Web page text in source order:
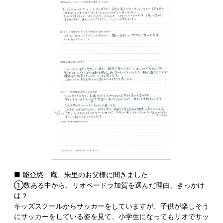
■ 能登悠、庵、朱里のお父様に聞きました
①数ある中から、リオペードラ加賀を選んだ理由、きっかけ
は？
キッズスクールからサッカーをしていますが、子供が楽しそう
にサッカーをしている姿を見て、小学生になってもリオでサッ